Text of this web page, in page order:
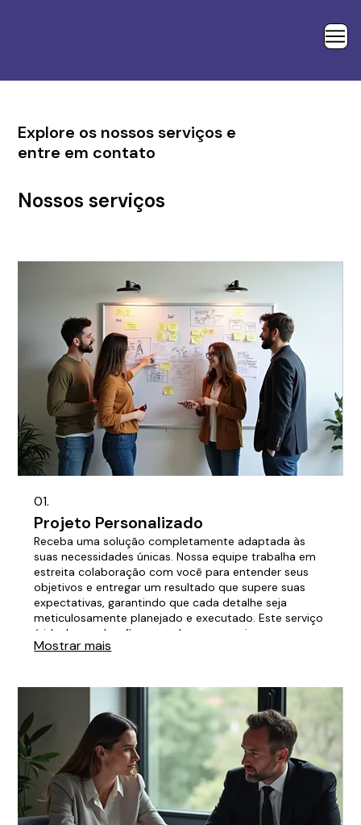
Explore os nossos serviços e
entre em contato
Nossos serviços
01.
Projeto Personalizado
Receba uma solução completamente adaptada às
suas necessidades únicas. Nossa equipe trabalha em
estreita colaboração com você para entender seus
objetivos e entregar um resultado que supere suas
expectativas, garantindo que cada detalhe seja
meticulosamente planejado e executado. Este serviço
é ideal para desafios complexos que exigem uma
abordagem única e inovadora.
Mostrar mais